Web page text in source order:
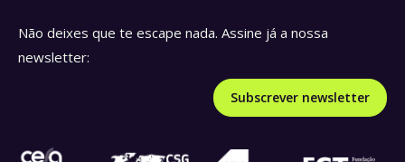
Não deixes que te escape nada. Assine já a nossa
newsletter:
Subscrever newsletter